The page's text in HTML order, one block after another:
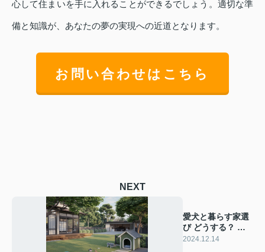
心して住まいを手に入れることができるでしょう。適切な準
備と知識が、あなたの夢の実現への近道となります。
お問い合わせはこちら
NEXT
愛犬と暮らす家選
び どうする？ 快
適な住まいのポイ
2024.12.14